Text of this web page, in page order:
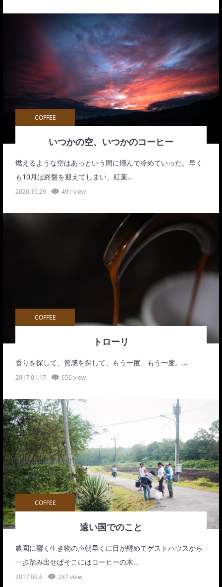
COFFEE
いつかの空、いつかのコーヒー
燃えるような空はあっという間に燻んで冷めていった。早く
も10月は終盤を迎えてしまい、紅葉…
2020.10.29 491 view
COFFEE
トローリ
香りを探して、質感を探して、もう一度、もう一度。…
2017.01.17 656 view
COFFEE
遠い国でのこと
農園に響く生き物の声朝早くに目が醒めてゲストハウスから
一歩踏み出せばそこにはコーヒーの木…
2017.09.6 287 view